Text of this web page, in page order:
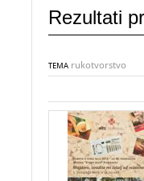
Rezultati
TEMA rukotvorstvo